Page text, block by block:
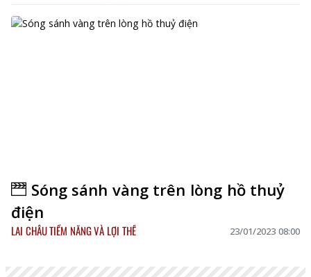
Sóng sánh vàng trên lòng hồ thuỷ
điện
LAI CHÂU TIỀM NĂNG VÀ LỢI THẾ 23/01/2023 08:00